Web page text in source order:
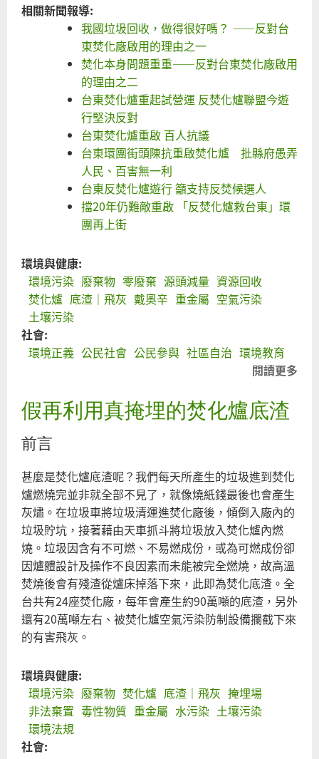
相關新聞報導:
我國垃圾回收，做得很好嗎？ ――反對台
東焚化廠啟用的理由之一
焚化本身問題重重――反對台東焚化廠啟用
的理由之二
台東焚化爐重起試營運 反焚化爐聯盟今遊
行堅決反對
台東焚化爐重啟 百人抗議
台東環團街頭陳抗重啟焚化爐 批縣府愚弄
人民、百害無一利
台東反焚化爐遊行 籲支持反焚候選人
擋20年仍難敵重啟 「反焚化爐救台東」環
團再上街
環境與健康:
環境污染 廢棄物 零廢棄 源頭減量 資源回收
焚化爐 底渣｜飛灰 戴奧辛 重金屬 空氣污染
土壤污染
社會:
環境正義 公民社會 公民參與 社區自治 環境教育
閱讀更多
假再利用真掩埋的焚化爐底渣
前言
甚麼是焚化爐底渣呢？我們每天所產生的垃圾進到焚化
爐燃燒完並非就全部不見了，就像燒紙錢最後也會產生
灰燼。在垃圾車將垃圾清運進焚化廠後，傾倒入廠內的
垃圾貯坑，接著藉由天車抓斗將垃圾放入焚化爐內燃
燒。垃圾因含有不可燃、不易燃成份，或為可燃成份卻
因爐體設計及操作不良因素而未能被完全燃燒，故高溫
焚燒後會有殘渣從爐床掉落下來，此即為焚化底渣。全
台共有24座焚化廠，每年會產生約90萬噸的底渣，另外
還有20萬噸左右、被焚化爐空氣污染防制設備攔截下來
的有害飛灰。
環境與健康:
環境污染 廢棄物 焚化爐 底渣｜飛灰 掩埋場
非法棄置 毒性物質 重金屬 水污染 土壤污染
環境法規
社會: